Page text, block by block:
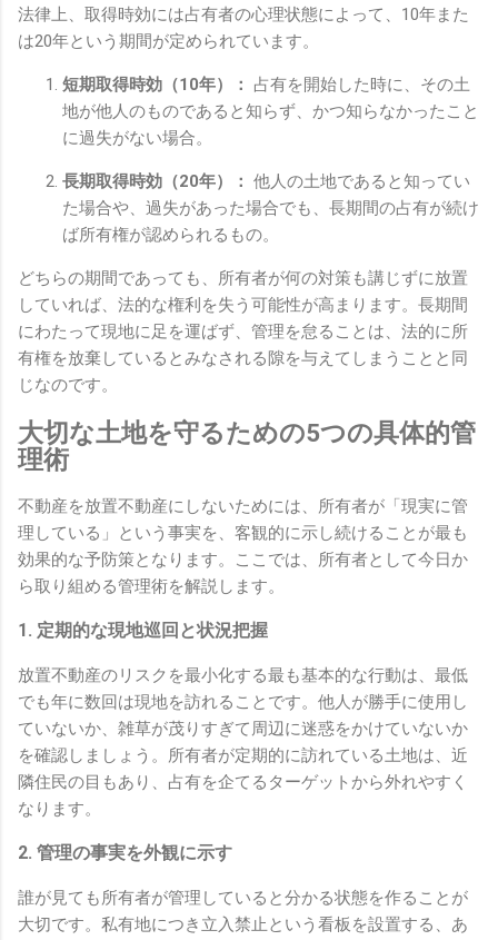
法律上、取得時効には占有者の心理状態によって、10年また
は20年という期間が定められています。
短期取得時効（10年）：
占有を開始した時に、その土
地が他人のものであると知らず、かつ知らなかったこと
に過失がない場合。
長期取得時効（20年）： 他人の土地であると知ってい
た場合や、過失があった場合でも、長期間の占有が続け
ば所有権が認められるもの。
どちらの期間であっても、所有者が何の対策も講じずに放置
していれば、法的な権利を失う可能性が高まります。長期間
にわたって現地に足を運ばず、管理を怠ることは、法的に所
有権を放棄しているとみなされる隙を与えてしまうことと同
じなのです。
大切な土地を守るための5つの具体的管
理術
不動産を放置不動産にしないためには、所有者が「現実に管
理している」という事実を、客観的に示し続けることが最も
効果的な予防策となります。ここでは、所有者として今日か
ら取り組める管理術を解説します。
1. 定期的な現地巡回と状況把握
放置不動産のリスクを最小化する最も基本的な行動は、最低
でも年に数回は現地を訪れることです。他人が勝手に使用し
ていないか、雑草が茂りすぎて周辺に迷惑をかけていないか
を確認しましょう。所有者が定期的に訪れている土地は、近
隣住民の目もあり、占有を企てるターゲットから外れやすく
なります。
2. 管理の事実を外観に示す
誰が見ても所有者が管理していると分かる状態を作ることが
大切です。私有地につき立入禁止という看板を設置する、あ